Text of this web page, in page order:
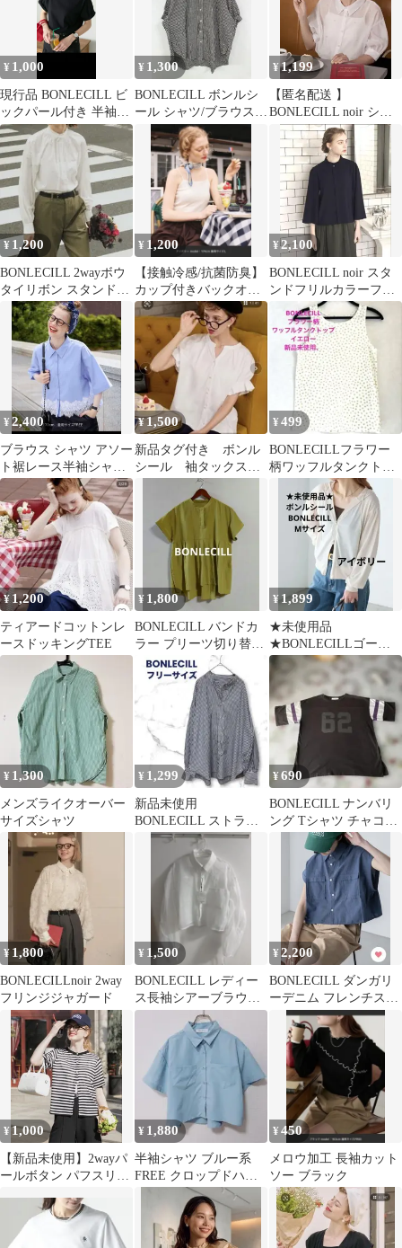
¥ 1,000
現行品 BONLECILL ビ
ックパール付き 半袖T
シャツ ブラック キレイ
め
¥ 1,300
BONLECILL ボンルシ
ール シャツ/ブラウス F
ブラック コットン チェ
ック柄 半袖 スタンドカ
ラー レディース
¥1,199
【匿名配送 】
BONLECILL noir シア
ーブラウス
¥ 1,200
BONLECILL 2wayボウ
タイリボン スタンドカ
ラーブラウス
¥ 1,200
【接触冷感/抗菌防臭】
カップ付きバックオー
プンキャミソール（ア
ジャスター付き）
¥2,100
BONLECILL noir スタ
ンドフリルカラーフレ
アスリーブブラウス
¥2,400
ブラウス シャツ アソー
ト裾レース半袖シャツ
ブラウス レディース
¥1,500
新品タグ付き ボンル
シール 袖タックスキ
ッパー半袖カットブラ
¥ 499
BONLECILLフラワー
柄ワッフルタンクトッ
プ イエロー新品未使
用、完売商品
¥ 1,200
ティアードコットンレ
ースドッキングTEE
¥ 1,800
BONLECILL バンドカ
ラー プリーツ切り替え
シャツ チュニック グリ
ーン
¥1,899
★未使用品
★BONLECILLゴール
ドダブルZIPライトフー
ディー/パーカー М
¥ 1,300
メンズライクオーバー
サイズシャツ
¥ 1,299
新品未使用
BONLECILL ストライ
プ柄バンドカラー 長袖
シャツフリーサイズ
¥690
BONLECILL ナンバリ
ング Tシャツ チャコル
グレー オーバーサイ
¥ 1,800
BONLECILLnoir 2way
フリンジジャガード
¥ 1,500
BONLECILL レディー
ス長袖シアーブラウ
ス 白 フリーサイ
ズ レイヤード
¥2,200
BONLECILL ダンガリ
ーデニム フレンチスリ
ーブクロップドシャツ
¥1,000
【新品未使用】2wayパ
ールボタン パフスリー
¥ 1,880
半袖シャツ ブルー系
FREE クロップドハー
フスリーブシャツ
¥450
メロウ加工 長袖カット
ソー ブラック